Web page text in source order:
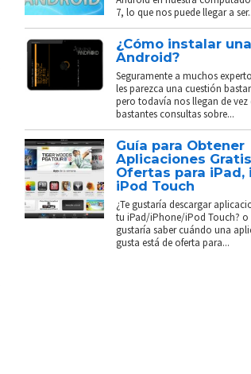
7, lo que nos puede llegar a
¿Cómo instalar
Android?
Seguramente a muchos
les parezca una cuestión
pero todavía nos llegan de vez
bastantes consultas sobre...
Guía para Obtener
Aplicaciones
Ofertas para iPad,
iPod Touch
¿Te gustaría descargar
tu iPad/iPhone/iPod Touch? o
gustaría saber cuándo una
gusta está de oferta para...